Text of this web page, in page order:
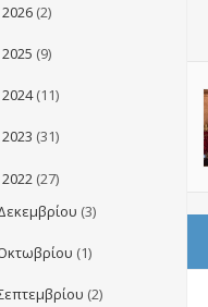
2026 (2)
2025 (9)
2024 (11)
2023 (31)
2022 (27)
(3)
(1)
(2)